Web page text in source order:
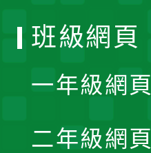
班級網頁
一年級網頁
二年級網頁